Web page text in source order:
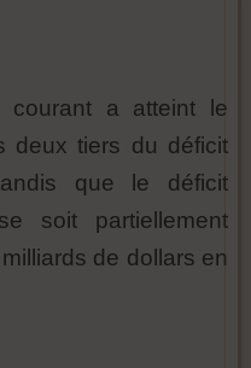
a atteint le
deux tiers du déficit
que le déficit
soit partiellement
de dollars en